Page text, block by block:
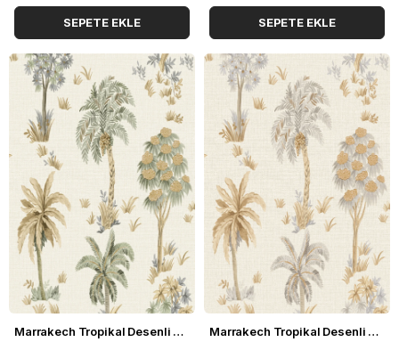
SEPETE EKLE SEPETE EKLE
Marrakech Tropikal Desenli Duvar Kağıdı Z70706 Marrakech Tropikal Desenli Duvar Kağıdı Z70710